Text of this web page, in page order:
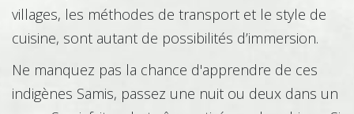
Environnement
villages, les méthodes de transport et le style de
cuisine, sont autant de possibilités d’immersion.
Ne manquez pas la chance d'apprendre de ces
indigènes Samis, passez une nuit ou deux dans un